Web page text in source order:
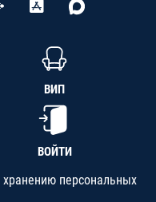
ВИП
ВОЙТИ
персональных